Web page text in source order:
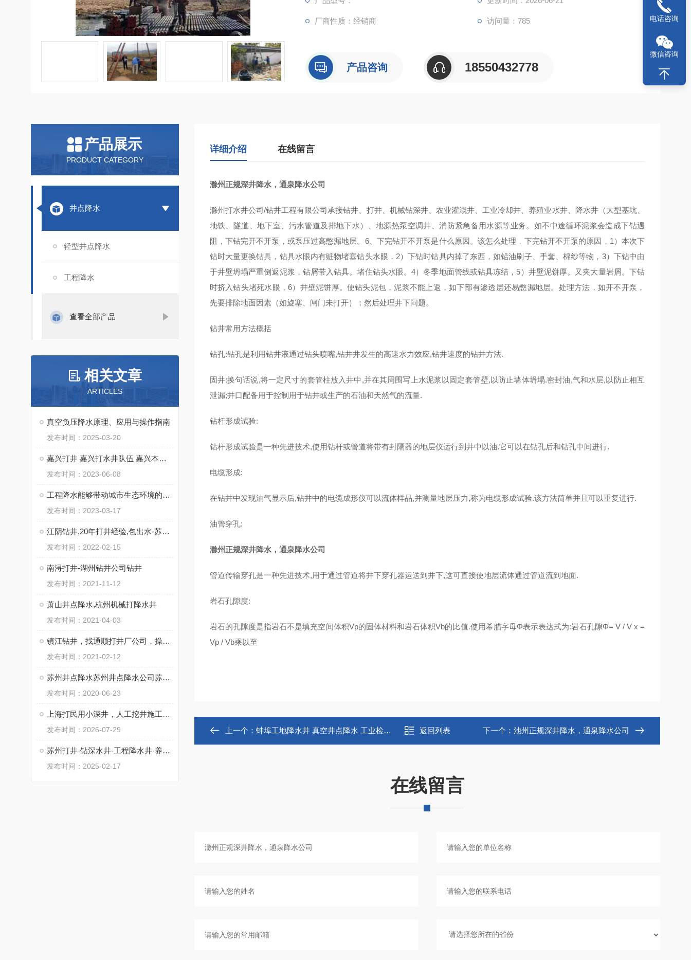
厂商性质：经销商 访问量：785
产品咨询 18550432778
产品展示
PRODUCT CATEGORY
井点降水
轻型井点降水
工程降水
查看全部产品
相关文章
ARTICLES
真空负压降水原理、应用与操作指南
发布时间：2025-03-20
嘉兴打井 嘉兴打水井队伍 嘉兴本地打水井钻井队
发布时间：2023-06-08
工程降水能够带动城市生态环境的优化
发布时间：2023-03-17
江阴钻井,20年打井经验,包出水-苏州通泉钻井工程有限公司
发布时间：2022-02-15
南浔打井-湖州钻井公司钻井
发布时间：2021-11-12
萧山井点降水,杭州机械打降水井
发布时间：2021-04-03
镇江钻井，找通顺打井厂公司，操作施工快
发布时间：2021-02-12
苏州井点降水苏州井点降水公司苏州井点降水有限公司通泉降水公司
发布时间：2020-06-23
上海打民用小深井，人工挖井施工，工程降水井
发布时间：2026-07-29
苏州打井-钻深水井-工程降水井-养殖井
发布时间：2025-02-17
详细介绍 在线留言
滁州正规深井降水，通泉降水公司
滁州打水井公司/钻井工程有限公司承接钻井、打井、机械钻深井、农业灌溉井、工业冷却井、养殖业水井、降水井（大型基坑、
地铁、隧道、地下室、污水管道及排地下水）、地源热泵空调井、消防紧急备用水源等业务。如不中途循环泥浆会造成下钻遇
阻，下钻完开不开泵，或泵压过高憋漏地层。6、下完钻开不开泵是什么原因。该怎么处理，下完钻开不开泵的原因，1）本次下
钻时大量更换钻具，钻具水眼内有赃物堵塞钻头水眼，2）下钻时钻具内掉了东西，如铅油刷子、手套、棉纱等物，3）下钻中由
于井壁坍塌严重倒返泥浆，钻屑带入钻具。堵住钻头水眼。4）冬季地面管线或钻具冻结，5）井壁泥饼厚。又夹大量岩屑。下钻
时挤入钻头堵死水眼，6）井壁泥饼厚。使钻头泥包，泥浆不能上返，如下部有渗透层还易憋漏地层。处理方法，如开不开泵，
先要排除地面因素（如旋塞、闸门未打开）；然后处理井下问题。
钻井常用方法概括
钻孔:钻孔是利用钻井液通过钻头喷嘴,钻井井发生的高速水力效应,钻井速度的钻井方法.
固井:换句话说,将一定尺寸的套管柱放入井中,并在其周围写上水泥浆以固定套管壁,以防止墙体坍塌.密封油,气和水层,以防止相互
泄漏;井口配备用于控制用于钻井或生产的石油和天然气的流量.
钻杆形成试验:
钻杆形成试验是一种先进技术,使用钻杆或管道将带有封隔器的地层仪运行到井中以油.它可以在钻孔后和钻孔中间进行.
电缆形成:
在钻井中发现油气显示后,钻井中的电缆成形仪可以流体样品,并测量地层压力,称为电缆形成试验.该方法简单并且可以重复进行.
油管穿孔:
滁州正规深井降水，通泉降水公司
管道传输穿孔是一种先进技术,用于通过管道将井下穿孔器运送到井下,这可直接使地层流体通过管道流到地面.
岩石孔隙度:
岩石的孔隙度是指岩石不是填充空间体积Vp的固体材料和岩石体积Vb的比值.使用希腊字母Φ表示表达式为:岩石孔隙Φ= V / V x =
Vp / Vb乘以至
上一个： 蚌埠工地降水井 真空井点降水 工业检测井 返回列表 下一个： 池州正规深井降水，通泉降水公司
在线留言
电话咨询
微信咨询